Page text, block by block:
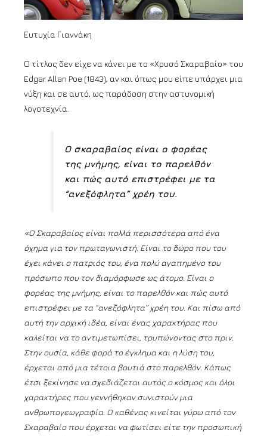
Ευτυχία Γιαννάκη
Ο τίτλος δεν είχε να κάνει με το «Χρυσό Σκαραβαίο» του
Edgar Allan Poe (1843), αν και όπως μου είπε υπάρχει μια
νύξη και σε αυτό, ως παράδοση στην αστυνομική
λογοτεχνία.
Ο σκαραβαίος είναι ο φορέας
της μνήμης, είναι το παρελθόν
και πώς αυτό επιστρέφει με τα
“ανεξόφλητα” χρέη του.
«Ο Σκαραβαίος είναι πολλά περισσότερα από ένα
όχημα για τον πρωταγωνιστή. Είναι το δώρο που του
έχει κάνει ο πατριός του, ένα πολύ αγαπημένο του
πρόσωπο που τον διαμόρφωσε ως άτομο. Είναι ο
φορέας της μνήμης, είναι το παρελθόν και πώς αυτό
επιστρέφει με τα “ανεξόφλητα” χρέη του. Και πίσω από
αυτή την αρχική ιδέα, είναι ένας χαρακτήρας που
καλείται να το αντιμετωπίσει, τρυπώνοντας στο πριν.
Στην ουσία, κάθε φορά το έγκλημα και η λύση του,
έρχεται από μια τέτοια βουτιά στο παρελθόν. Κάπως
έτσι ξεκίνησε να σχεδιάζεται αυτός ο κόσμος και όλοι
χαρακτήρες που γεννήθηκαν συνιστούν μια
ανθρωπογεωγραφία. Ο καθένας κινείται γύρω από τον
Σκαραβαίο που έρχεται να φωτίσει είτε την προσωπική